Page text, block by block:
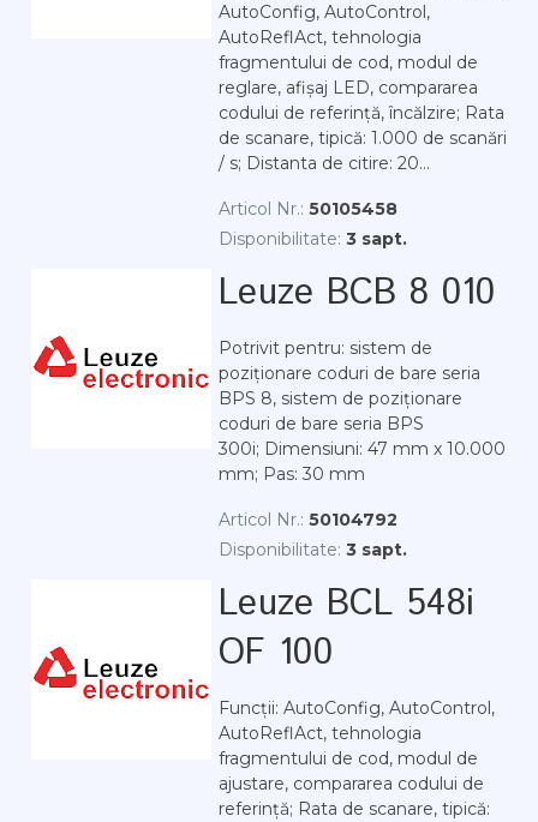
AutoConfig, AutoControl,
AutoReflAct, tehnologia
fragmentului de cod, modul de
reglare, afișaj LED, compararea
codului de referință, încălzire; Rata
de scanare, tipică: 1.000 de scanări
/ s; Distanta de citire: 20...
Articol Nr.: 50105458
Disponibilitate: 3 sapt.
Leuze BCB 8 010
Potrivit pentru: sistem de
poziționare coduri de bare seria
BPS 8, sistem de poziționare
coduri de bare seria BPS
300i; Dimensiuni: 47 mm x 10.000
mm; Pas: 30 mm
Articol Nr.: 50104792
Disponibilitate: 3 sapt.
Leuze BCL 548i
OF 100
Funcții: AutoConfig, AutoControl,
AutoReflAct, tehnologia
fragmentului de cod, modul de
ajustare, compararea codului de
referință; Rata de scanare, tipică: